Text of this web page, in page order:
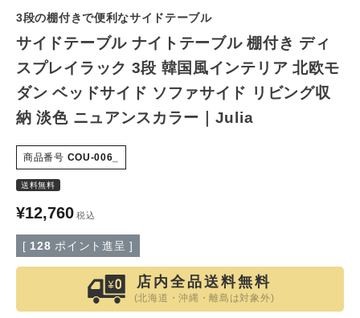
プライバシーポリシー
特定商取引法について
よくある質問
大口注文窓口
お問い合わせ
3段の棚付きで便利なサイドテーブル
サイドテーブル ナイトテーブル 棚付き ディ
スプレイラック 3段 韓国風インテリア 北欧モ
ダン ベッドサイド ソファサイド リビング収
納 淡色 ニュアンスカラー｜Julia
商品番号 COU-006_
送料無料
¥12,760 税込
[ 128 ポイント進呈 ]
店内全品送料無料
(北海道・沖縄・離島は対象外)